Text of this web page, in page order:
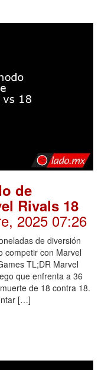
de
Rivals 18
2025 07:26
de diversión
competir con Marvel
TL;DR Marvel
que enfrenta a 36
de 18 contra 18.
[…]